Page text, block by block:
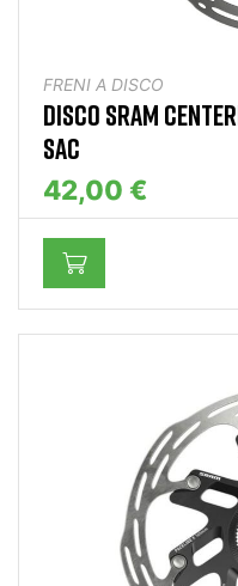
FRENI A DISCO
DISCO SRAM
SAC
42,00 €